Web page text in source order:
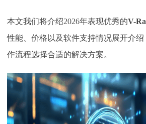
教育优惠
教育优惠
教育优惠
教育优惠
教育优惠
教育优惠
下载动画客户端
效果图客户端
动画客户端
效果图客户端
动画客户端
效果图客户端
动画客户端
效果图客户端
动画客户端
效果图客户端
动画客户端
效果图客户端
帮助/教程
登录
本文我们将介绍2026年表现优秀的V-
性能、价格以及软件支持情况展开介绍
作流程选择合适的解决方案。